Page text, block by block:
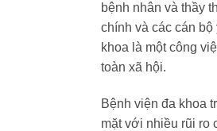
bệnh nhân và thầy
chính và các cán
khoa là một công
toàn xã hội.
Bệnh viện đa khoa
mặt với nhiều rũi ro